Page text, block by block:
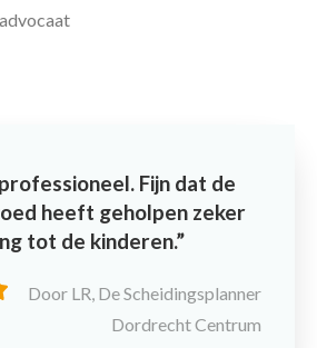
Fijn dat de
heeft geholpen zeker
tot de kinderen.
Door LR, De Scheidingsplanner
Dordrecht Centrum